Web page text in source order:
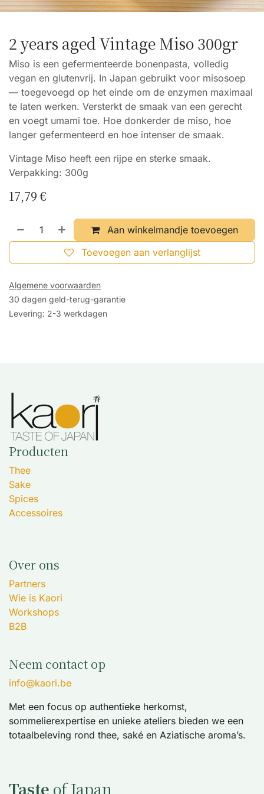
2 years aged Vintage Miso 300gr
Miso is een gefermenteerde bonenpasta, volledig
vegan en glutenvrij. In Japan gebruikt voor misosoep
— toegevoegd op het einde om de enzymen maximaal
te laten werken. Versterkt de smaak van een gerecht
en voegt umami toe. Hoe donkerder de miso, hoe
langer gefermenteerd en hoe intenser de smaak.
Vintage Miso heeft een rijpe en sterke smaak.
Verpakking: 300g
17,79€
Aan winkelmandje toevoegen
Toevoegen aan verlanglijst
Algemene voorwaarden
30 dagen geld-terug-garantie
Levering: 2-3 werkdagen
Producten
Thee
Sake
Spices
Accessoires
Over ons
Partners
Wie is Kaori
Workshops
B2B
Neem contact op
info@kaori.be
Met een focus op authentieke herkomst,
sommelierexpertise en unieke ateliers bieden we een
totaalbeleving rond thee, saké en Aziatische aroma’s.
Taste of Japan